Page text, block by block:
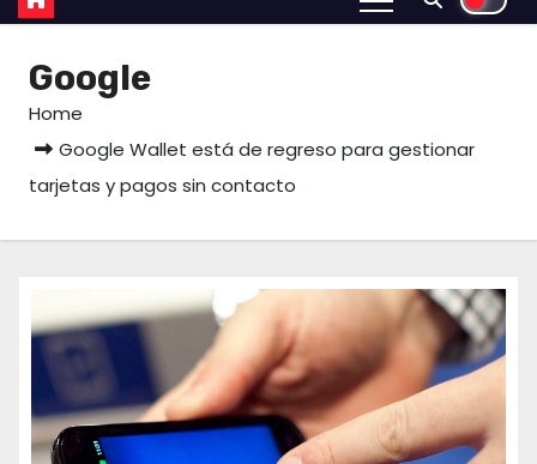
Google
Home
Google Wallet está de regreso para gestionar
tarjetas y pagos sin contacto